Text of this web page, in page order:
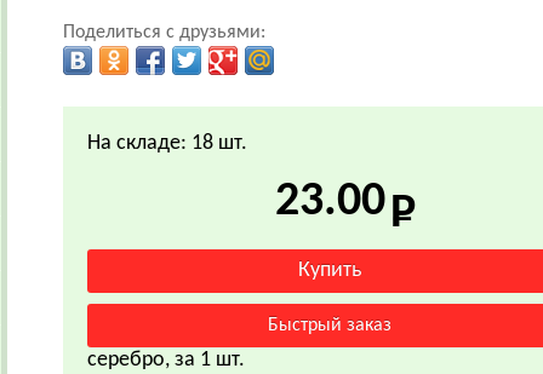
Поделиться с друзьями:
На складе: 18 шт.
23.00
серебро, за 1 шт.